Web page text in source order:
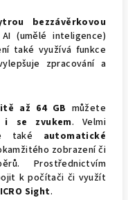
bezzávěrkovou
(umělé inteligence)
také využívá funkce
zpracování a
až 64 GB můžete
i se zvukem.
Velmi
také automatické
zobrazení či
Prostřednictvím
k počítači či využít
Sight.